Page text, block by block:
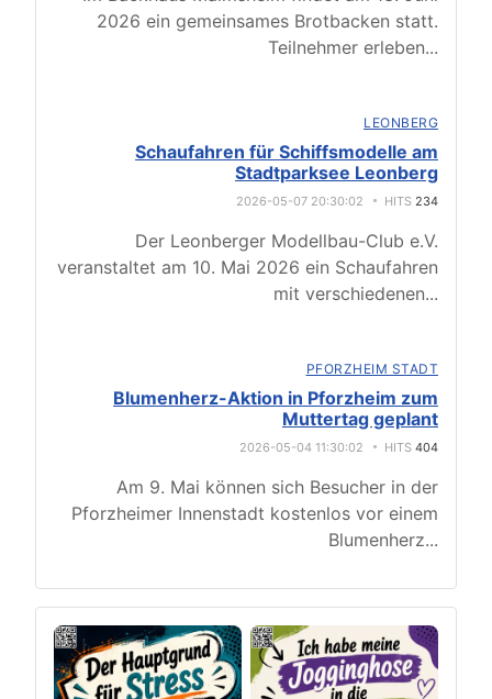
2026 ein gemeinsames Brotbacken statt.
Teilnehmer erleben...
LEONBERG
Schaufahren für Schiffsmodelle am
Stadtparksee Leonberg
2026-05-07 20:30:02 HITS 234
Der Leonberger Modellbau-Club e.V.
veranstaltet am 10. Mai 2026 ein Schaufahren
mit verschiedenen...
PFORZHEIM STADT
Blumenherz-Aktion in Pforzheim zum
Muttertag geplant
2026-05-04 11:30:02 HITS 404
Am 9. Mai können sich Besucher in der
Pforzheimer Innenstadt kostenlos vor einem
Blumenherz...